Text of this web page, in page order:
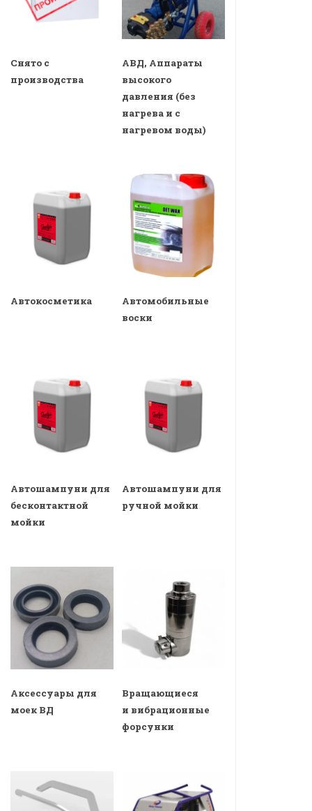
Снято с
производства
АВД, Аппараты
высокого
давления (без
нагрева и с
нагревом воды)
Автокосметика
Автомобильные
воски
Автошампуни для
бесконтактной
мойки
Автошампуни для
ручной мойки
Аксессуары для
моек ВД
Вращающиеся
и вибрационные
форсунки